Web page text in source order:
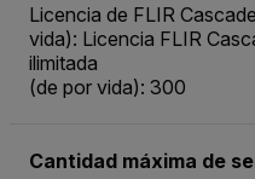
Licencia de FLIR
vida): Licencia FLIR
ilimitada
(de por vida): 300
Cantidad máxima de